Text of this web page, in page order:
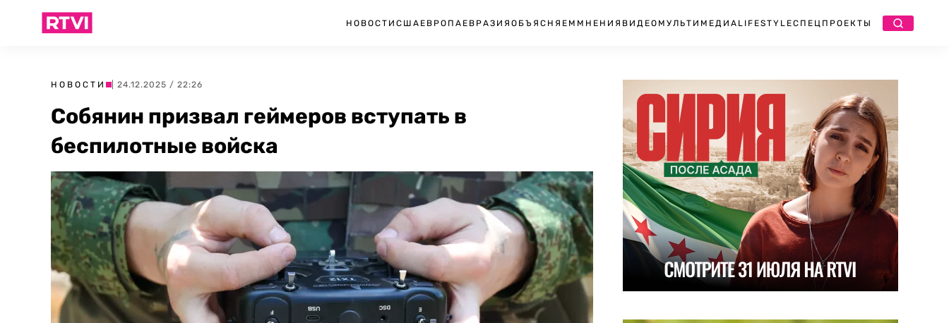
НОВОСТИ США ЕВРОПА ЕВРАЗИЯ ОБЪЯСНЯЕМ МНЕНИЯ ВИДЕО МУЛЬТИМЕДИА LIFESTYLEСПЕЦПРОЕКТЫ
НОВОСТИ | 24.12.2025 / 22:26
Собянин призвал геймеров вступать в
беспилотные войска